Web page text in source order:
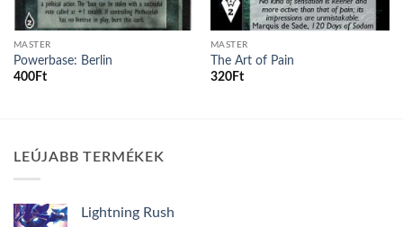
MASTER
Powerbase: Berlin
400Ft
MASTER
The Art of Pain
320Ft
LEÚJABB TERMÉKEK
Lightning Rush